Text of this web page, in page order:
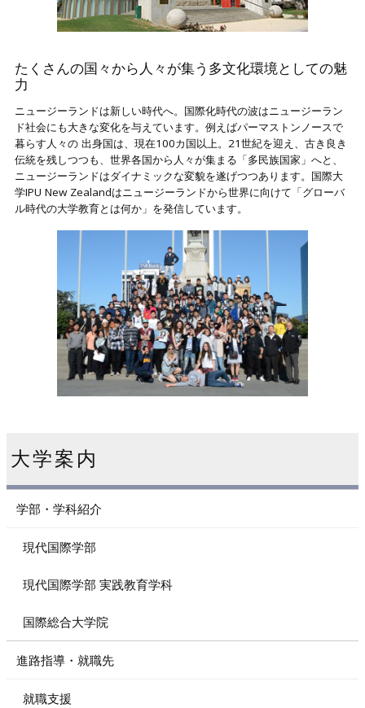
たくさんの国々から人々が集う多文化環境としての魅
力
ニュージーランドは新しい時代へ。国際化時代の波はニュージーラン
ド社会にも大きな変化を与えています。例えばパーマストンノースで
暮らす人々の 出身国は、現在100カ国以上。21世紀を迎え、古き良き
伝統を残しつつも、世界各国から人々が集まる「多民族国家」へと、
ニュージーランドはダイナミックな変貌を遂げつつあります。国際大
学IPU New Zealandはニュージーランドから世界に向けて「グローバ
ル時代の大学教育とは何か」を発信しています。
大学案内
学部・学科紹介
現代国際学部
現代国際学部 実践教育学科
国際総合大学院
進路指導・就職先
就職支援